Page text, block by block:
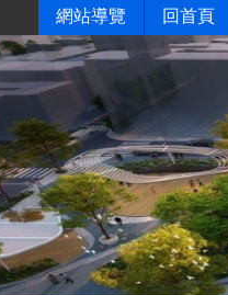
網站導覽 回首頁